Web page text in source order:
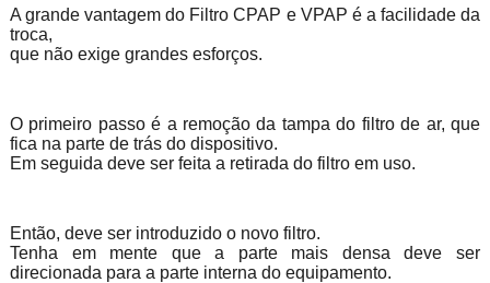
A grande vantagem do Filtro CPAP e VPAP é a facilidade da
troca,
que não exige grandes esforços.
O primeiro passo é a remoção da tampa do filtro de ar, que
fica na parte de trás do dispositivo.
Em seguida deve ser feita a retirada do filtro em uso.
Então, deve ser introduzido o novo filtro.
Tenha em mente que a parte mais densa deve ser
direcionada para a parte interna do equipamento.